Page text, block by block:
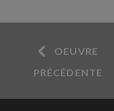
OEUVRE
PRÉCÉDENTE